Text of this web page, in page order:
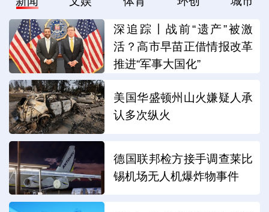
深追踪丨战前“遗产”被激
活？高市早苗正借情报改革
推进“军事大国化”
美国华盛顿州山火嫌疑人承
认多次纵火
德国联邦检方接手调查莱比
锡机场无人机爆炸物事件